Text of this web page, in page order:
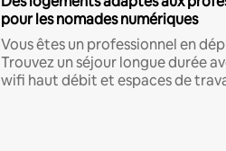
pour les nomades numériques
Vous êtes un professionnel en
Trouvez un séjour longue durée
wifi haut débit et espaces de